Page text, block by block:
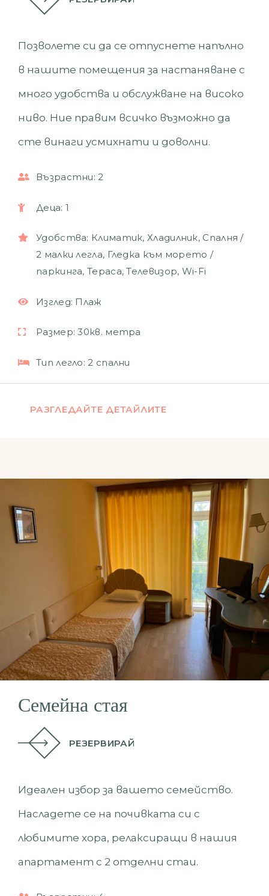
Позволете си да се отпуснете напълно
в нашите помещения за настаняване с
много удобства и обслужване на високо
ниво. Ние правим всичко възможно да
сте винаги усмихнати и доволни.
Възрастни: 2
Деца: 1
Удобства: Климатик,Хладилник, Спалня /
2 малки легла, Гледка към морето /
паркинга,Тераса,Телевизор, Wi-Fi
Изглед: Плаж
Размер: 30кв. метра
Тип легло: 2 спални
РАЗГЛЕДАЙТЕ ДЕТАЙЛИТЕ
Семейна стая
РЕЗЕРВИРАЙ
Идеален избор за вашето семейство.
Насладете се на почивката си с
любимите хора, релаксиращи в нашия
апартамент с 2 отделни стаи.